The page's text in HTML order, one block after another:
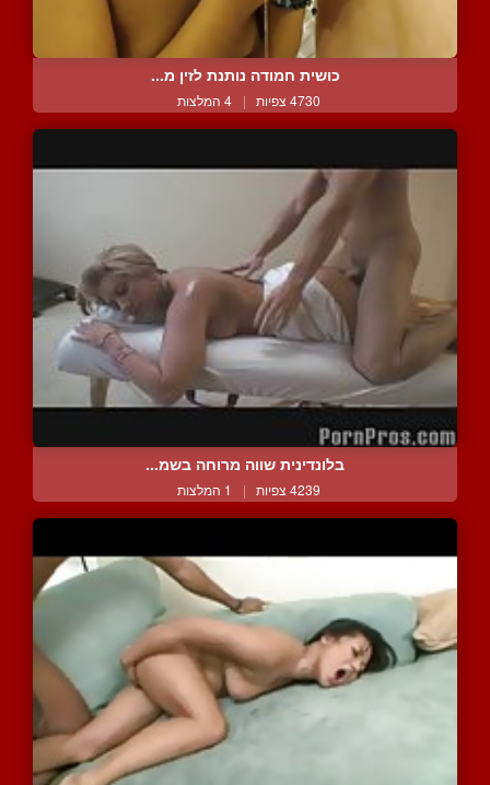
כושית חמודה נותנת לזין מ...
4730 צפיות | 4 המלצות
בלונדינית שווה מרוחה בשמ...
4239 צפיות | 1 המלצות